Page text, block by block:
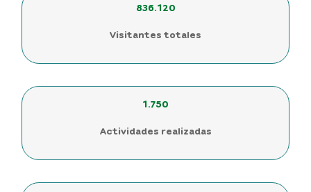
836.120
Visitantes totales
1.750
Actividades realizadas